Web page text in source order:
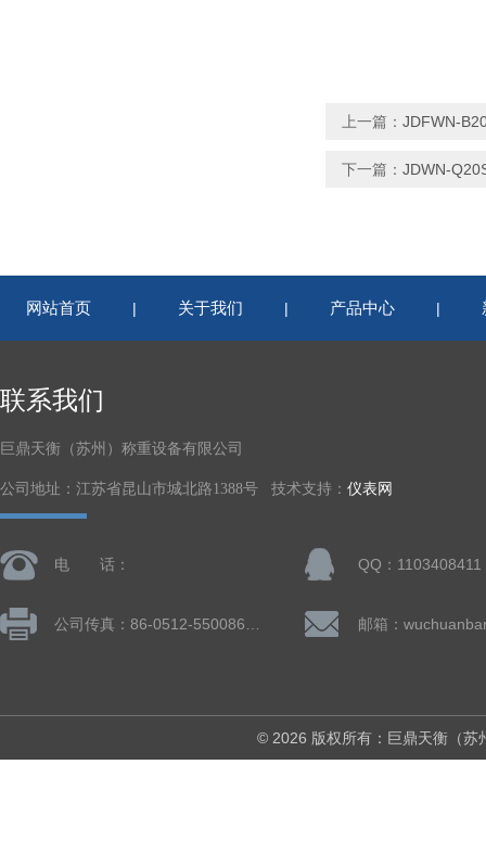
上一篇： JDFWN-
下一篇： JDWN-
网站首页 | 关于我们 | 产品中心 |
联系我们
巨鼎天衡（苏州）称重设备有限公司
公司地址：江苏省昆山市城北路1388号 技术支持： 仪表网
电 话： QQ：1103408411
© 2026 版权所有：巨鼎天衡（